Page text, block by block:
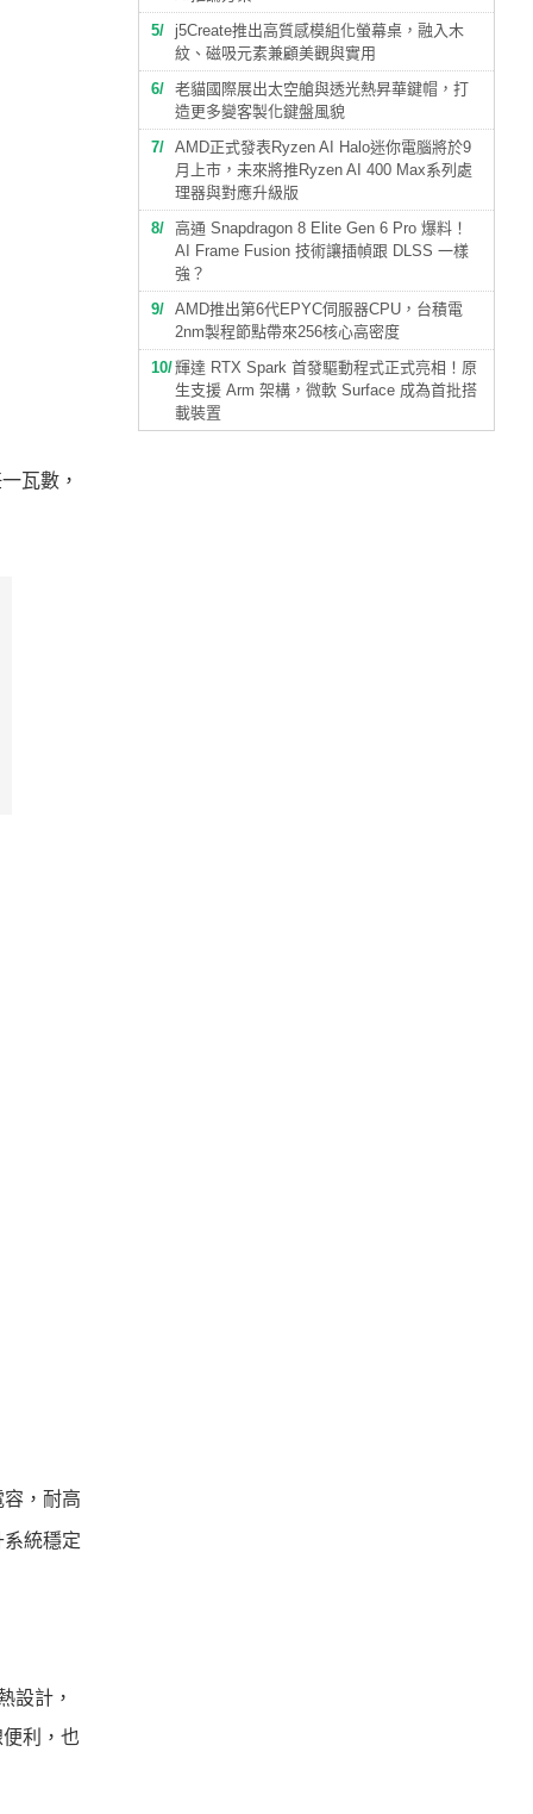
瓦數，
，耐高
統穩定
設計，
利，也
5
j5Create推出高質感模組化螢幕桌，融入木
紋、磁吸元素兼顧美觀與實用
6
老貓國際展出太空艙與透光熱昇華鍵帽，打
造更多變客製化鍵盤風貌
7
AMD正式發表Ryzen AI Halo迷你電腦將於9
月上市，未來將推Ryzen AI 400 Max系列處
理器與對應升級版
8
高通 Snapdragon 8 Elite Gen 6 Pro 爆料！
AI Frame Fusion 技術讓插幀跟 DLSS 一樣
強？
9
AMD推出第6代EPYC伺服器CPU，台積電
2nm製程節點帶來256核心高密度
10 輝達 RTX Spark 首發驅動程式正式亮相！原
生支援 Arm 架構，微軟 Surface 成為首批搭
載裝置